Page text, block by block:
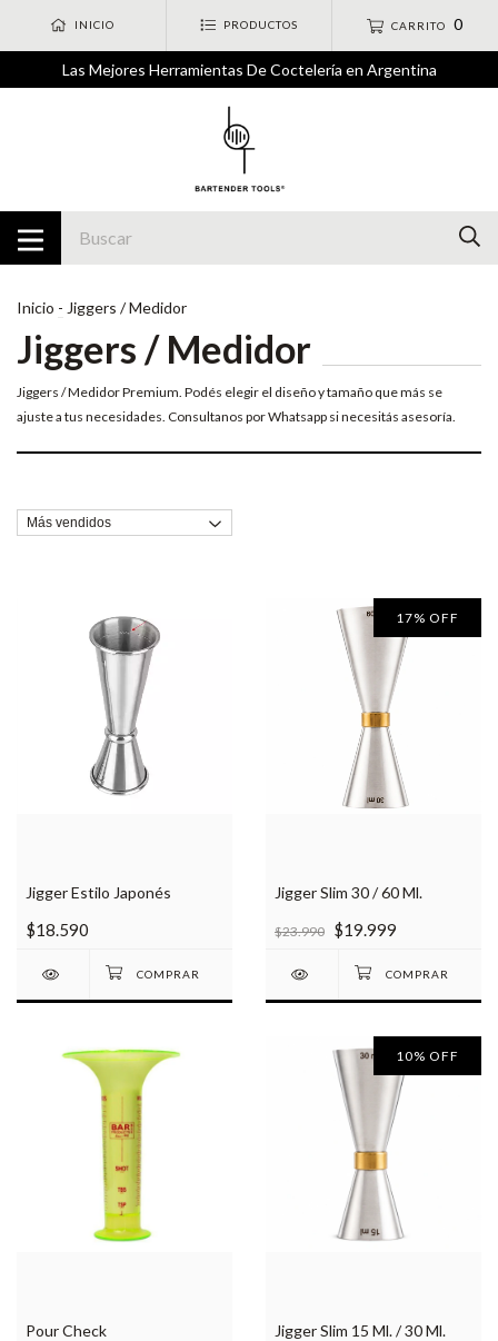
INICIO PRODUCTOS CARRITO 0
Las Mejores Herramientas De Coctelería en Argentina
Inicio - Jiggers / Medidor
Jiggers / Medidor
Jiggers / Medidor Premium. Podés elegir el diseño y tamaño que más se
ajuste a tus necesidades. Consultanos por Whatsapp si necesitás asesoría.
Jigger Estilo Japonés
$18.590
17% OFF
Jigger Slim 30 / 60 Ml.
$23.990 $19.999
Pour Check
10% OFF
Jigger Slim 15 Ml. / 30 Ml.